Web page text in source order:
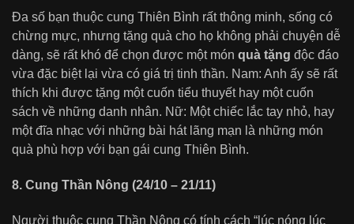
Đa số bạn thuộc cung Thiên Bình rất thông minh, sống có
chừng mực, nhưng tặng quà cho họ không phải chuyện dễ
dàng, sẽ rất khó để chọn được một món quà tặng độc đáo
vừa đặc biệt lại vừa có giá trị tinh thần. Nam: Anh ấy sẽ rất
thích khi được tặng một cuốn tiểu thuyết hay một cuốn
sách về những danh nhân. Nữ: Một chiếc lắc tay nhỏ, hay
một đĩa nhạc với những bài hát lãng mạn là những món
quà phù hợp với bạn gái cung Thiên Bình.
8. Cung Thần Nông (24/10 – 21/11)
Người thuộc cung Thần Nông có tính cách “lúc nóng lúc